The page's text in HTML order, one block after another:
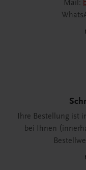
Mail:
Ihre Bestellung ist
bei Ihnen